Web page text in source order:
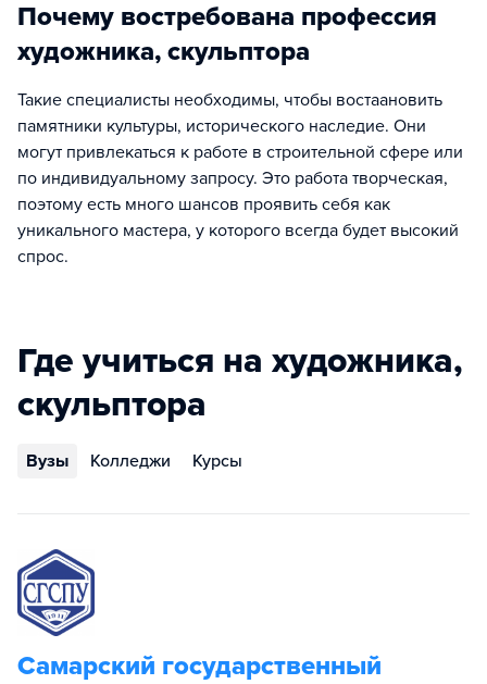
Почему востребована профессия
художника, скульптора
Такие специалисты необходимы, чтобы востаановить
памятники культуры, исторического наследие. Они
могут привлекаться к работе в строительной сфере или
по индивидуальному запросу. Это работа творческая,
поэтому есть много шансов проявить себя как
уникального мастера, у которого всегда будет высокий
спрос.
Где учиться на художника,
скульптора
Вузы Колледжи Курсы
Самарский государственный